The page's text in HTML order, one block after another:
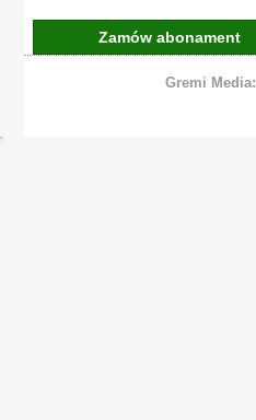
Zamów abonament
Gremi Media: